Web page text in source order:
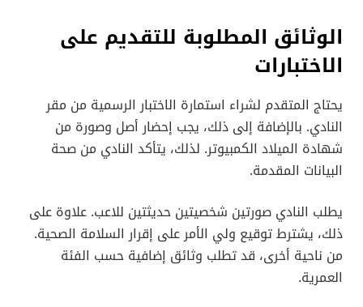
الوثائق المطلوبة للتقديم على
الاختبارات
يحتاج المتقدم لشراء استمارة الاختبار الرسمية من مقر
النادي. بالإضافة إلى ذلك، يجب إحضار أصل وصورة من
شهادة الميلاد الكمبيوتر. لذلك، يتأكد النادي من صحة
البيانات المقدمة.
يطلب النادي صورتين شخصيتين حديثتين للاعب. علاوة على
ذلك، يشترط توقيع ولي الأمر على إقرار السلامة الصحية.
من ناحية أخرى، قد تطلب وثائق إضافية حسب الفئة
العمرية.